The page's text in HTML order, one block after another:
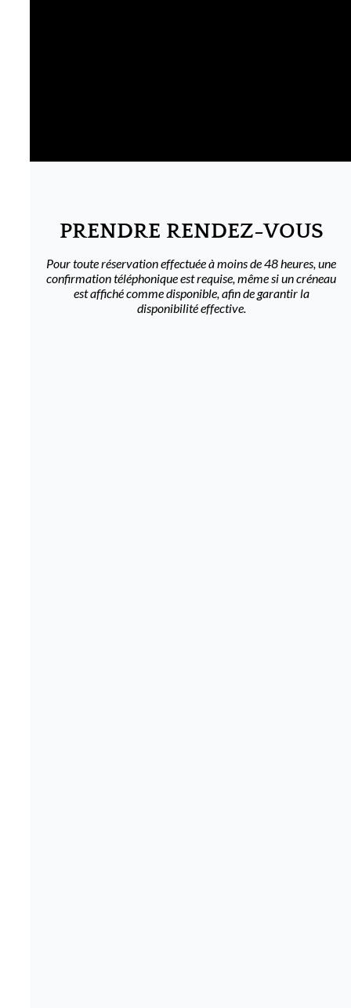
PRENDRE RENDEZ-VOUS
Pour toute réservation effectuée à moins de 48 heures, une
confirmation téléphonique est requise, même si un créneau
est affiché comme disponible, afin de garantir la
disponibilité effective.